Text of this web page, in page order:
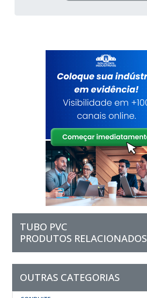
TUBO PVC
PRODUTOS RELACIONADOS
OUTRAS CATEGORIAS